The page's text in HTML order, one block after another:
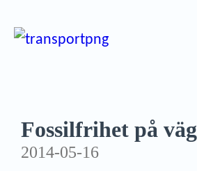
Fossilfrihet på väg
2014-05-16